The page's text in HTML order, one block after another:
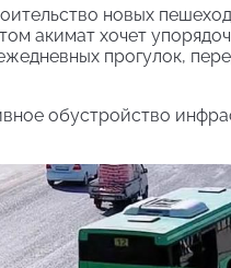
новых
акимат хочет
прогулок,
обустройство